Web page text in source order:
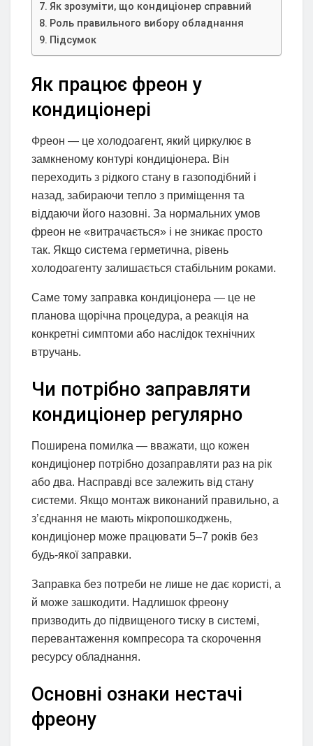
Як зрозуміти, що кондиціонер справний
Роль правильного вибору обладнання
Підсумок
Як працює фреон у
кондиціонері
Фреон — це холодоагент, який циркулює в
замкненому контурі кондиціонера. Він
переходить з рідкого стану в газоподібний і
назад, забираючи тепло з приміщення та
віддаючи його назовні. За нормальних умов
фреон не «витрачається» і не зникає просто
так. Якщо система герметична, рівень
холодоагенту залишається стабільним роками.
Саме тому заправка кондиціонера — це не
планова щорічна процедура, а реакція на
конкретні симптоми або наслідок технічних
втручань.
Чи потрібно заправляти
кондиціонер регулярно
Поширена помилка — вважати, що кожен
кондиціонер потрібно дозаправляти раз на рік
або два. Насправді все залежить від стану
системи. Якщо монтаж виконаний правильно, а
з’єднання не мають мікропошкоджень,
кондиціонер може працювати 5–7 років без
будь-якої заправки.
Заправка без потреби не лише не дає користі, а
й може зашкодити. Надлишок фреону
призводить до підвищеного тиску в системі,
перевантаження компресора та скорочення
ресурсу обладнання.
Основні ознаки нестачі
фреону